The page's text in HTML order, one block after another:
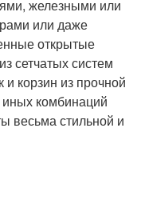
железными или
или даже
открытые
сетчатых систем
и корзин из прочной
иных комбинаций
весьма стильной и